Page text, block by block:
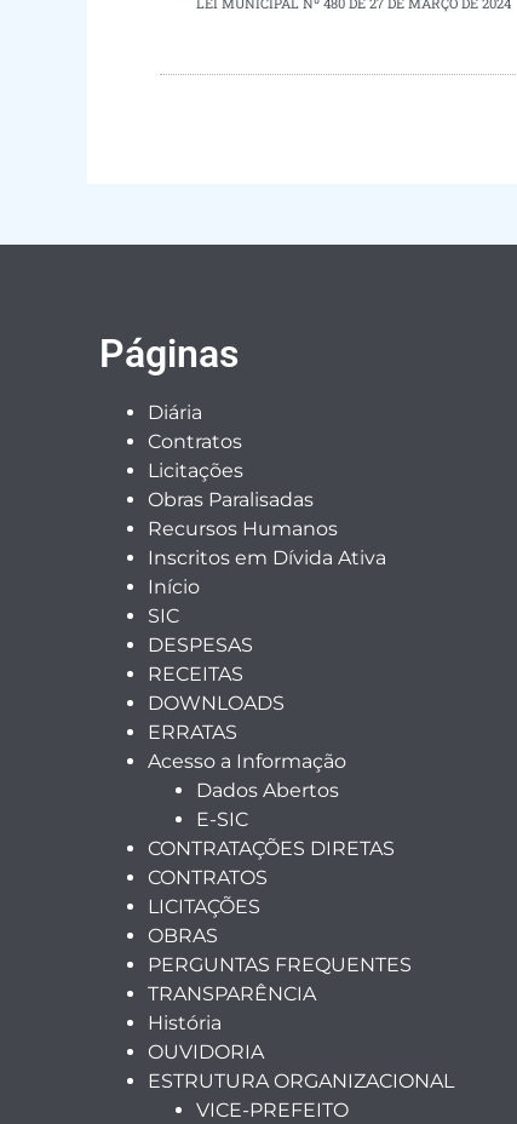
Páginas
Diária
Contratos
Licitações
Obras Paralisadas
Recursos Humanos
Inscritos em Dívida Ativa
Início
SIC
DESPESAS
RECEITAS
DOWNLOADS
ERRATAS
Acesso a Informação
Dados Abertos
E-SIC
CONTRATAÇÕES DIRETAS
CONTRATOS
LICITAÇÕES
OBRAS
PERGUNTAS FREQUENTES
TRANSPARÊNCIA
História
OUVIDORIA
ESTRUTURA ORGANIZACIONAL
VICE-PREFEITO